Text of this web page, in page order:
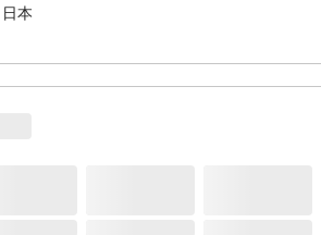
日本
主成分：チオグリコール酸アンモニウム